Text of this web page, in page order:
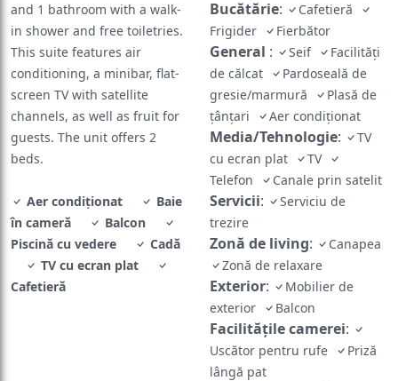
and 1 bathroom with a walk-
in shower and free toiletries.
This suite features air
conditioning, a minibar, flat-
screen TV with satellite
channels, as well as fruit for
guests. The unit offers 2
beds.
Aer condiționat
Baie
în cameră
Balcon
Piscină cu vedere
Cadă
TV cu ecran plat
Cafetieră
Bucătărie:
Cafetieră
Frigider
Fierbător
General : Seif
Facilități
de călcat
Pardoseală de
gresie/marmură
Plasă de
țânțari
Aer condiționat
Media/Tehnologie:
TV
cu ecran plat
TV
Telefon
Canale prin satelit
Servicii:
Serviciu de
trezire
Zonă de living:
Canapea
Zonă de relaxare
Exterior:
Mobilier de
exterior
Balcon
Facilităţile camerei:
Uscător pentru rufe
Priză
lângă pat